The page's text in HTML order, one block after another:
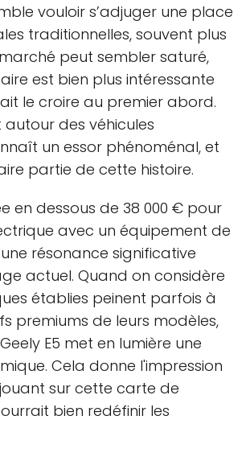
vouloir s’adjuger une place
traditionnelles, souvent plus
peut sembler saturé,
est bien plus intéressante
le croire au premier abord.
autour des véhicules
un essor phénoménal, et
partie de cette histoire.
en dessous de 38 000 € pour
avec un équipement de
résonance significative
actuel. Quand on considère
établies peinent parfois à
premiums de leurs modèles,
E5 met en lumière une
Cela donne l'impression
sur cette carte de
bien redéfinir les